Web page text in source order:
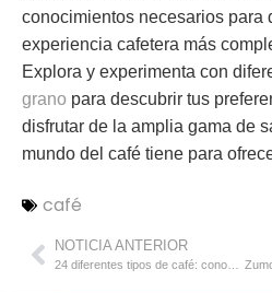
conocimientos necesarios para
experiencia cafetera más
Explora y experimenta con
grano para descubrir tus
disfrutar de la amplia gama de
mundo del café tiene para
café
NOTICIA ANTERIOR